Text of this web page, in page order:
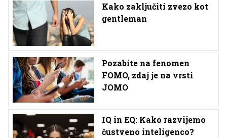
Kako zaključiti zvezo kot
gentleman
Pozabite na fenomen
FOMO, zdaj je na vrsti
JOMO
IQ in EQ: Kako razvijemo
čustveno inteligenco?